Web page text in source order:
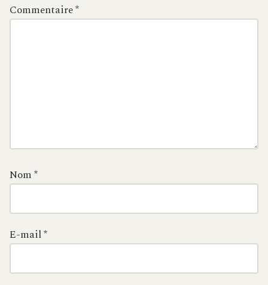
Commentaire*
Nom*
E-mail*